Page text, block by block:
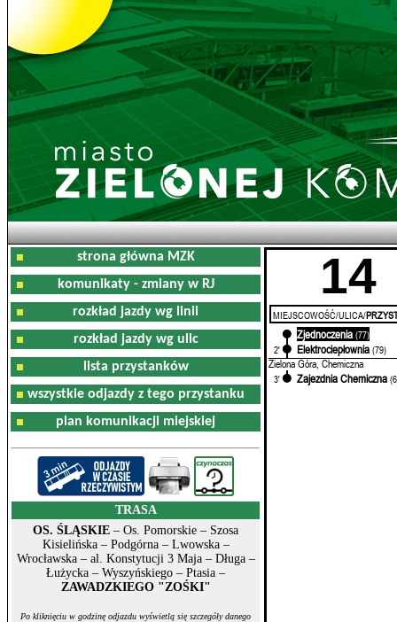
strona główna MZK
komunikaty - zmiany w RJ
rozkład jazdy wg linii
rozkład jazdy wg ulic
lista przystanków
wszystkie odjazdy z tego przystanku
plan komunikacji miejskiej
TRASA
OS. ŚLĄSKIE – Os. Pomorskie – Szosa
Kisielińska – Podgórna – Lwowska –
Wrocławska – al. Konstytucji 3 Maja – Długa –
Łużycka – Wyszyńskiego – Ptasia –
ZAWADZKIEGO "ZOŚKI"
Po kliknięciu w godzinę odjazdu wyświetlą się szczegóły danego
14
MIEJSCOWOŚĆ/ULICA/
Zjednoczenia (77)
2'
Elektrociepłownia (79)
Zielona Góra, Chemiczna
3' Zajezdnia Chemiczna